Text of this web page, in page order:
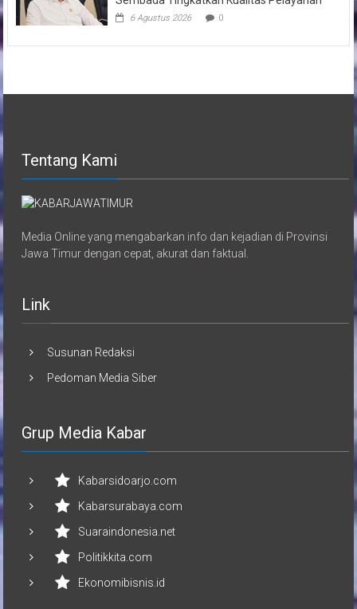
6 Agustus 2026 0
Tentang Kami
Media Online yang mengabarkan info dan kejadian di Provinsi
Jawa Timur dengan cepat, akurat dan faktual.
Link
Susunan Redaksi
Pedoman Media Siber
Grup Media Kabar
Kabarsidoarjo.com
Kabarsurabaya.com
Suaraindonesia.net
Politikkita.com
Ekonomibisnis.id